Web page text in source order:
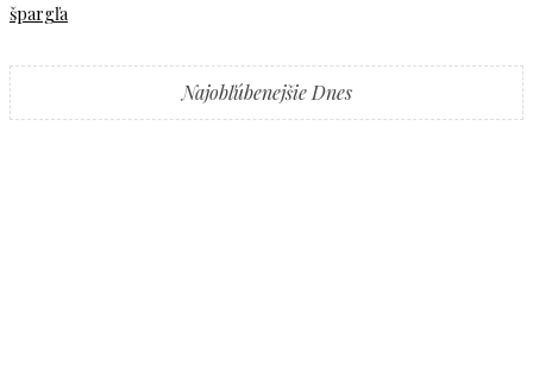
špargľa
Najobľúbenejšie Dnes